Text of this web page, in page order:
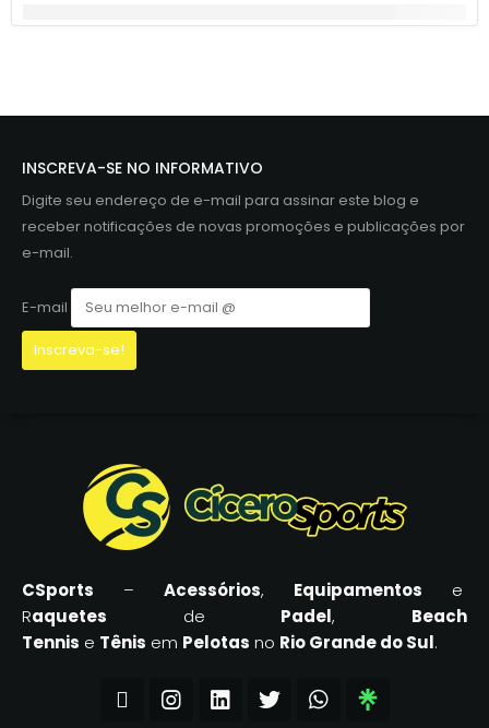
INSCREVA-SE NO INFORMATIVO
Digite seu endereço de e-mail para assinar este blog e
receber notificações de novas promoções e publicações por
e-mail.
E-mail
CSports – Acessórios, Equipamentos e
Raquetes de Padel, Beach
Tennis e Tênis em Pelotas no Rio Grande do Sul.